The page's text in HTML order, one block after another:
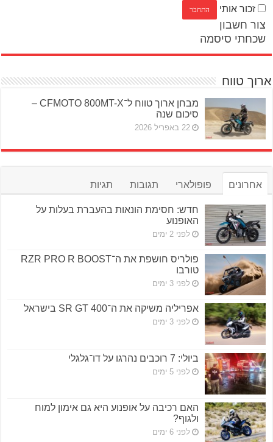
זכור אותי
צור חשבון
שכחתי סיסמה
ארוך טווח
מבחן ארוך טווח ל־CFMOTO 800MT-X –
סיכום שנה
22 באפריל 2026
אחרונים פופולארי תגובות תגיות
חדש: חסימת הונאות בהעברת בעלות על
האופנוע
לפני 2 ימים
פולריס חושפת את ה־RZR PRO R BOOST
טורבו
לפני 3 ימים
אפריליה משיקה את ה־SR GT 400 בישראל
לפני 3 ימים
ביולי: 7 רוכבים נהרגו על דו־גלגלי
לפני 5 ימים
האם רכיבה על אופנוע היא גם אימון למוח
ולגוף?
לפני 6 ימים